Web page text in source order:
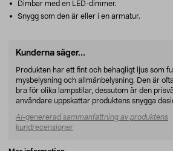
Dimbar med en LED-dimmer.
Snygg som den är eller i en armatur.
Kunderna säger...
Produkten har ett fint och behagligt ljus som
mysbelysning och allmänbelysning. Den är
bra för olika lampstilar, dessutom är den
användare uppskattar produktens snygga
AI-genererad sammanfattning av produktens
kundrecensioner